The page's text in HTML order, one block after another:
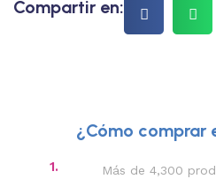
Compartir en:
¿Cómo comprar
1. Más de 4,300